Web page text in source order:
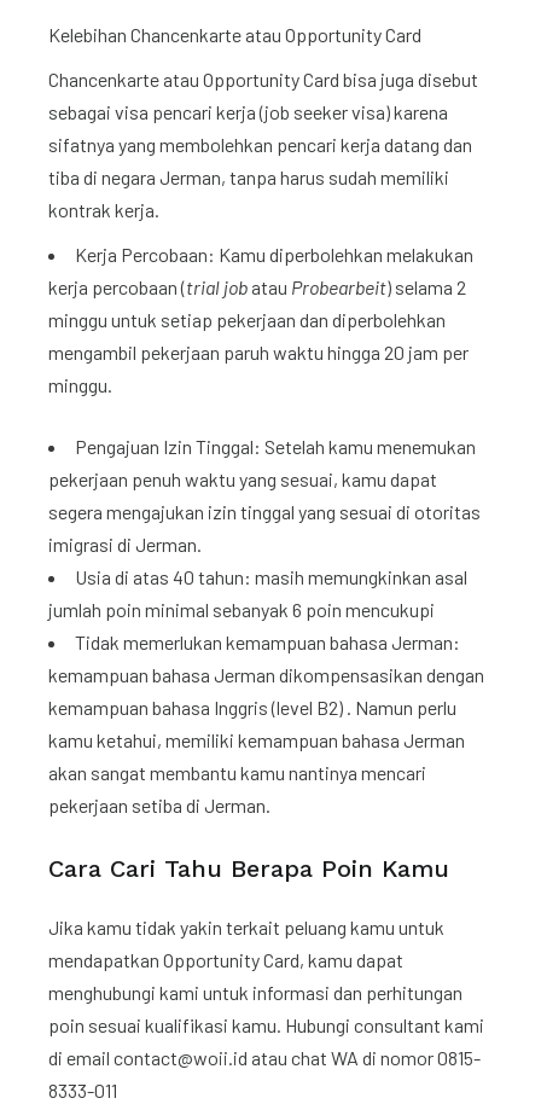
Kelebihan Chancenkarte atau Opportunity Card
Chancenkarte atau Opportunity Card bisa juga disebut
sebagai visa pencari kerja (job seeker visa) karena
sifatnya yang membolehkan pencari kerja datang dan
tiba di negara Jerman, tanpa harus sudah memiliki
kontrak kerja.
Kerja Percobaan: Kamu diperbolehkan melakukan
kerja percobaan (trial job atau Probearbeit) selama 2
minggu untuk setiap pekerjaan dan diperbolehkan
mengambil pekerjaan paruh waktu hingga 20 jam per
minggu.
Pengajuan Izin Tinggal: Setelah kamu menemukan
pekerjaan penuh waktu yang sesuai, kamu dapat
segera mengajukan izin tinggal yang sesuai di otoritas
imigrasi di Jerman.
Usia di atas 40 tahun: masih memungkinkan asal
jumlah poin minimal sebanyak 6 poin mencukupi
Tidak memerlukan kemampuan bahasa Jerman:
kemampuan bahasa Jerman dikompensasikan dengan
kemampuan bahasa Inggris (level B2) . Namun perlu
kamu ketahui, memiliki kemampuan bahasa Jerman
akan sangat membantu kamu nantinya mencari
pekerjaan setiba di Jerman.
Cara Cari Tahu Berapa Poin Kamu
Jika kamu tidak yakin terkait peluang kamu untuk
mendapatkan Opportunity Card, kamu dapat
menghubungi kami untuk informasi dan perhitungan
poin sesuai kualifikasi kamu. Hubungi consultant kami
di email contact@woii.id atau chat WA di nomor 0815-
8333-011